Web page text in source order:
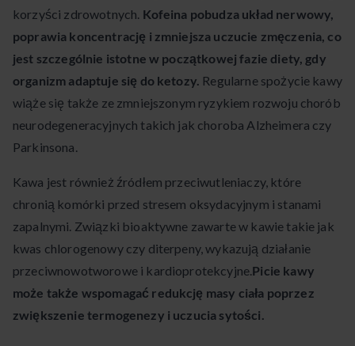
korzyści zdrowotnych. Kofeina pobudza układ nerwowy,
poprawia koncentrację i zmniejsza uczucie zmęczenia, co
jest szczególnie istotne w początkowej fazie diety, gdy
organizm adaptuje się do ketozy. Regularne spożycie kawy
wiąże się także ze zmniejszonym ryzykiem rozwoju chorób
neurodegeneracyjnych takich jak choroba Alzheimera czy
Parkinsona.
Kawa jest również źródłem przeciwutleniaczy, które
chronią komórki przed stresem oksydacyjnym i stanami
zapalnymi. Związki bioaktywne zawarte w kawie takie jak
kwas chlorogenowy czy diterpeny, wykazują działanie
przeciwnowotworowe i kardioprotekcyjne. Picie kawy
może także wspomagać redukcję masy ciała poprzez
zwiększenie termogenezy i uczucia sytości.